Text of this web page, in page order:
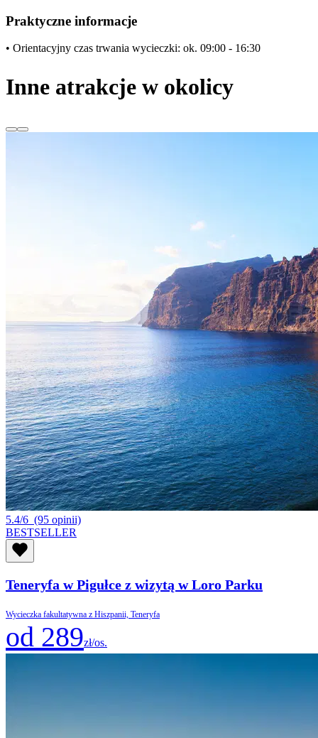
Praktyczne informacje
• Orientacyjny czas trwania wycieczki: ok. 09:00 - 16:30
Inne atrakcje w okolicy
5.4/6 (95 opinii)
BESTSELLER
Teneryfa w Pigułce z wizytą w Loro Parku
Wycieczka fakultatywna z Hiszpanii, Teneryfa
od 289zł/os.